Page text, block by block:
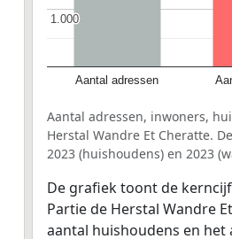
Aantal adressen
1.000
1.000
Aantal adressen, inwoners,
Herstal Wandre Et Cheratte.
2023 (huishoudens) en 2023
De grafiek toont de
Partie de Herstal Wandre
aantal huishoudens en het